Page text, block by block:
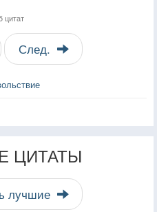
цитат
След.
ЦИТАТЫ
лучшие